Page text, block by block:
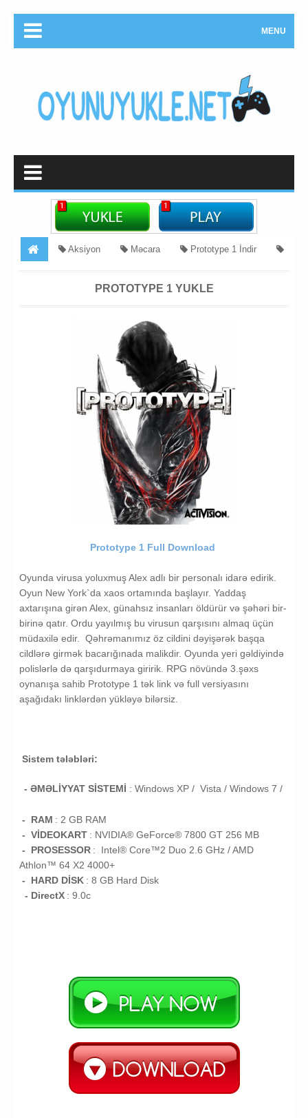
MENU
Aksiyon Məcara Prototype 1 İndir
PROTOTYPE 1 YUKLE
Prototype 1 Full Download
Oyunda virusa yoluxmuş Alex adlı bir personalı idarə edirik.
Oyun New York`da xaos ortamında başlayır. Yaddaş
axtarışına girən Alex, günahsız insanları öldürür və şəhəri bir-
birinə qatır. Ordu yayılmış bu virusun qarşısını almaq üçün
müdaxilə edir. Qəhrəmanımız öz cildini dəyişərək başqa
cildlərə girmək bacarığınada malikdir. Oyunda yeri gəldiyində
polislərlə də qarşıdurmaya giririk. RPG növündə 3.şəxs
oynanışa sahib Prototype 1 tək link və full versiyasını
aşağıdakı linklərdən yükləyə bilərsiz.
Sistem tələbləri:
- ƏMƏLİYYAT SİSTEMİ : Windows XP / Vista / Windows 7 /
- RAM : 2 GB RAM
- VİDEOKART : NVIDIA® GeForce® 7800 GT 256 MB
- PROSESSOR :
Intel® Core™2 Duo 2.6 GHz / AMD
Athlon™ 64 X2 4000+
- HARD DİSK : 8 GB Hard Disk
- DirectX : 9.0c